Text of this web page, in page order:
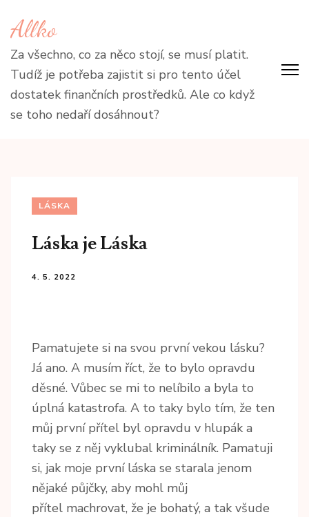
na
obsah
(stiskněte
Enter)
Allko
Za všechno, co za něco stojí, se musí platit.
Tudíž je potřeba zajistit si pro tento účel
dostatek finančních prostředků. Ale co když
se toho nedaří dosáhnout?
LÁSKA
Láska je Láska
4. 5. 2022
Pamatujete si na svou první vekou lásku?
Já ano. A musím říct, že to bylo opravdu
děsné. Vůbec se mi to nelíbilo a byla to
úplná katastrofa. A to taky bylo tím, že ten
můj první přítel byl opravdu v hlupák a
taky se z něj vyklubal kriminálník. Pamatuji
si, jak moje první láska se starala jenom
nějaké půjčky, aby mohl můj
přítel machrovat, že je bohatý, a tak všude